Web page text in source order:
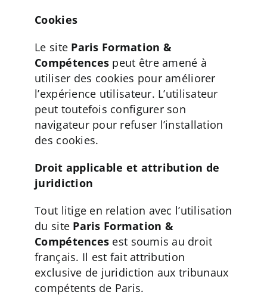
Cookies
Le site Paris Formation &
Compétences peut être amené à
utiliser des cookies pour améliorer
l’expérience utilisateur. L’utilisateur
peut toutefois configurer son
navigateur pour refuser l’installation
des cookies.
Droit applicable et attribution de
juridiction
Tout litige en relation avec l’utilisation
du site Paris Formation &
Compétences est soumis au droit
français. Il est fait attribution
exclusive de juridiction aux tribunaux
compétents de Paris.